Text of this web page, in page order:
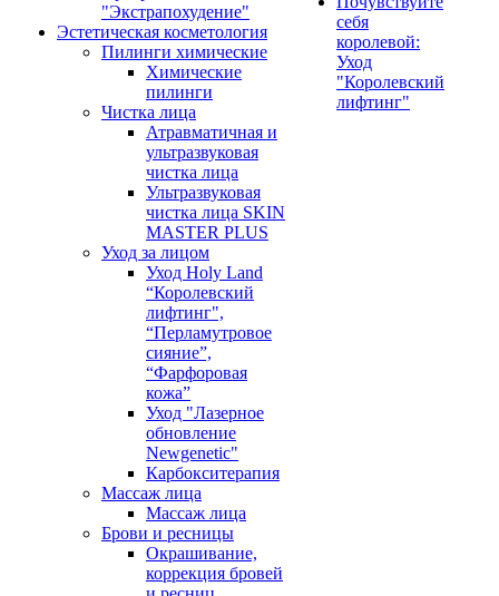
"Экстрапохудение"
Эстетическая косметология
Пилинги химические
Химические
пилинги
Чистка лица
Атравматичная и
ультразвуковая
чистка лица
Ультразвуковая
чистка лица SKIN
MASTER PLUS
Уход за лицом
Уход Holy Land
“Королевский
лифтинг",
“Перламутровое
сияние”,
“Фарфоровая
кожа”
Уход "Лазерное
обновление
Newgenetic"
Карбокситерапия
Массаж лица
Массаж лица
Брови и ресницы
Окрашивание,
коррекция бровей
себя
королевой:
Уход
"Королевский
лифтинг"